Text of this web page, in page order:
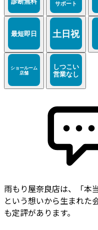
雨もり屋奈良店は、「本
という想いから生まれた
も定評があります。